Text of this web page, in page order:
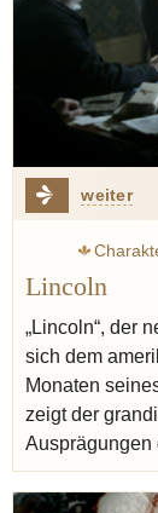
weiter
Lincoln
„Lincoln“, der
sich dem
Monaten
zeigt der